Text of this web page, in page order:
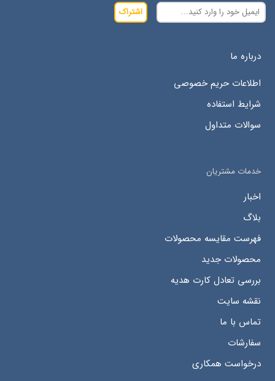
اشتراک
درباره ما
اطلاعات حریم خصوصی
شرایط استفاده
سوالات متداول
خدمات مشتریان
اخبار
بلاگ
فهرست مقایسه محصولات
محصولات جدید
بررسی تعادل کارت هدیه
نقشه سایت
تماس با ما
سفارشات
درخواست همکاری